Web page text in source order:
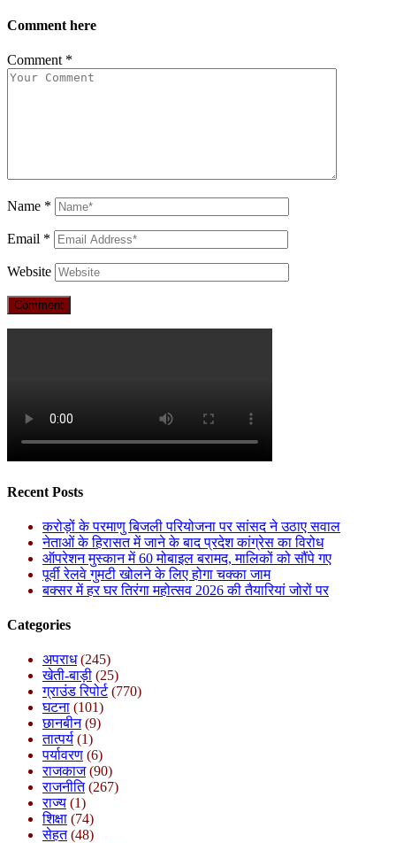
Comment here
Comment *
Name *
Email *
Website
Recent Posts
करोड़ों के परमाणु बिजली परियोजना पर सांसद ने उठाए सवाल
नेताओं के हिरासत में जाने के बाद प्रदेश कांग्रेस का विरोध
ऑपरेशन मुस्कान में 60 मोबाइल बरामद, मालिकों को सौंपे गए
पूर्वी रेलवे गुमटी खोलने के लिए होगा चक्का जाम
बक्सर में हर घर तिरंगा महोत्सव 2026 की तैयारियां जोरों पर
Categories
अपराध(245)
खेती-बाड़ी (25)
ग्राउंड रिपोर्ट(770)
घटना (101)
छानबीन(9)
तात्पर्य (1)
पर्यावरण (6)
राजकाज(90)
राजनीति(267)
राज्य (1)
शिक्षा (74)
सेहत(48)